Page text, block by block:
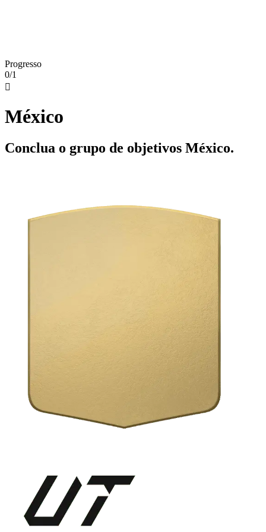
Progresso
0/1

México
Conclua o grupo de objetivos México.